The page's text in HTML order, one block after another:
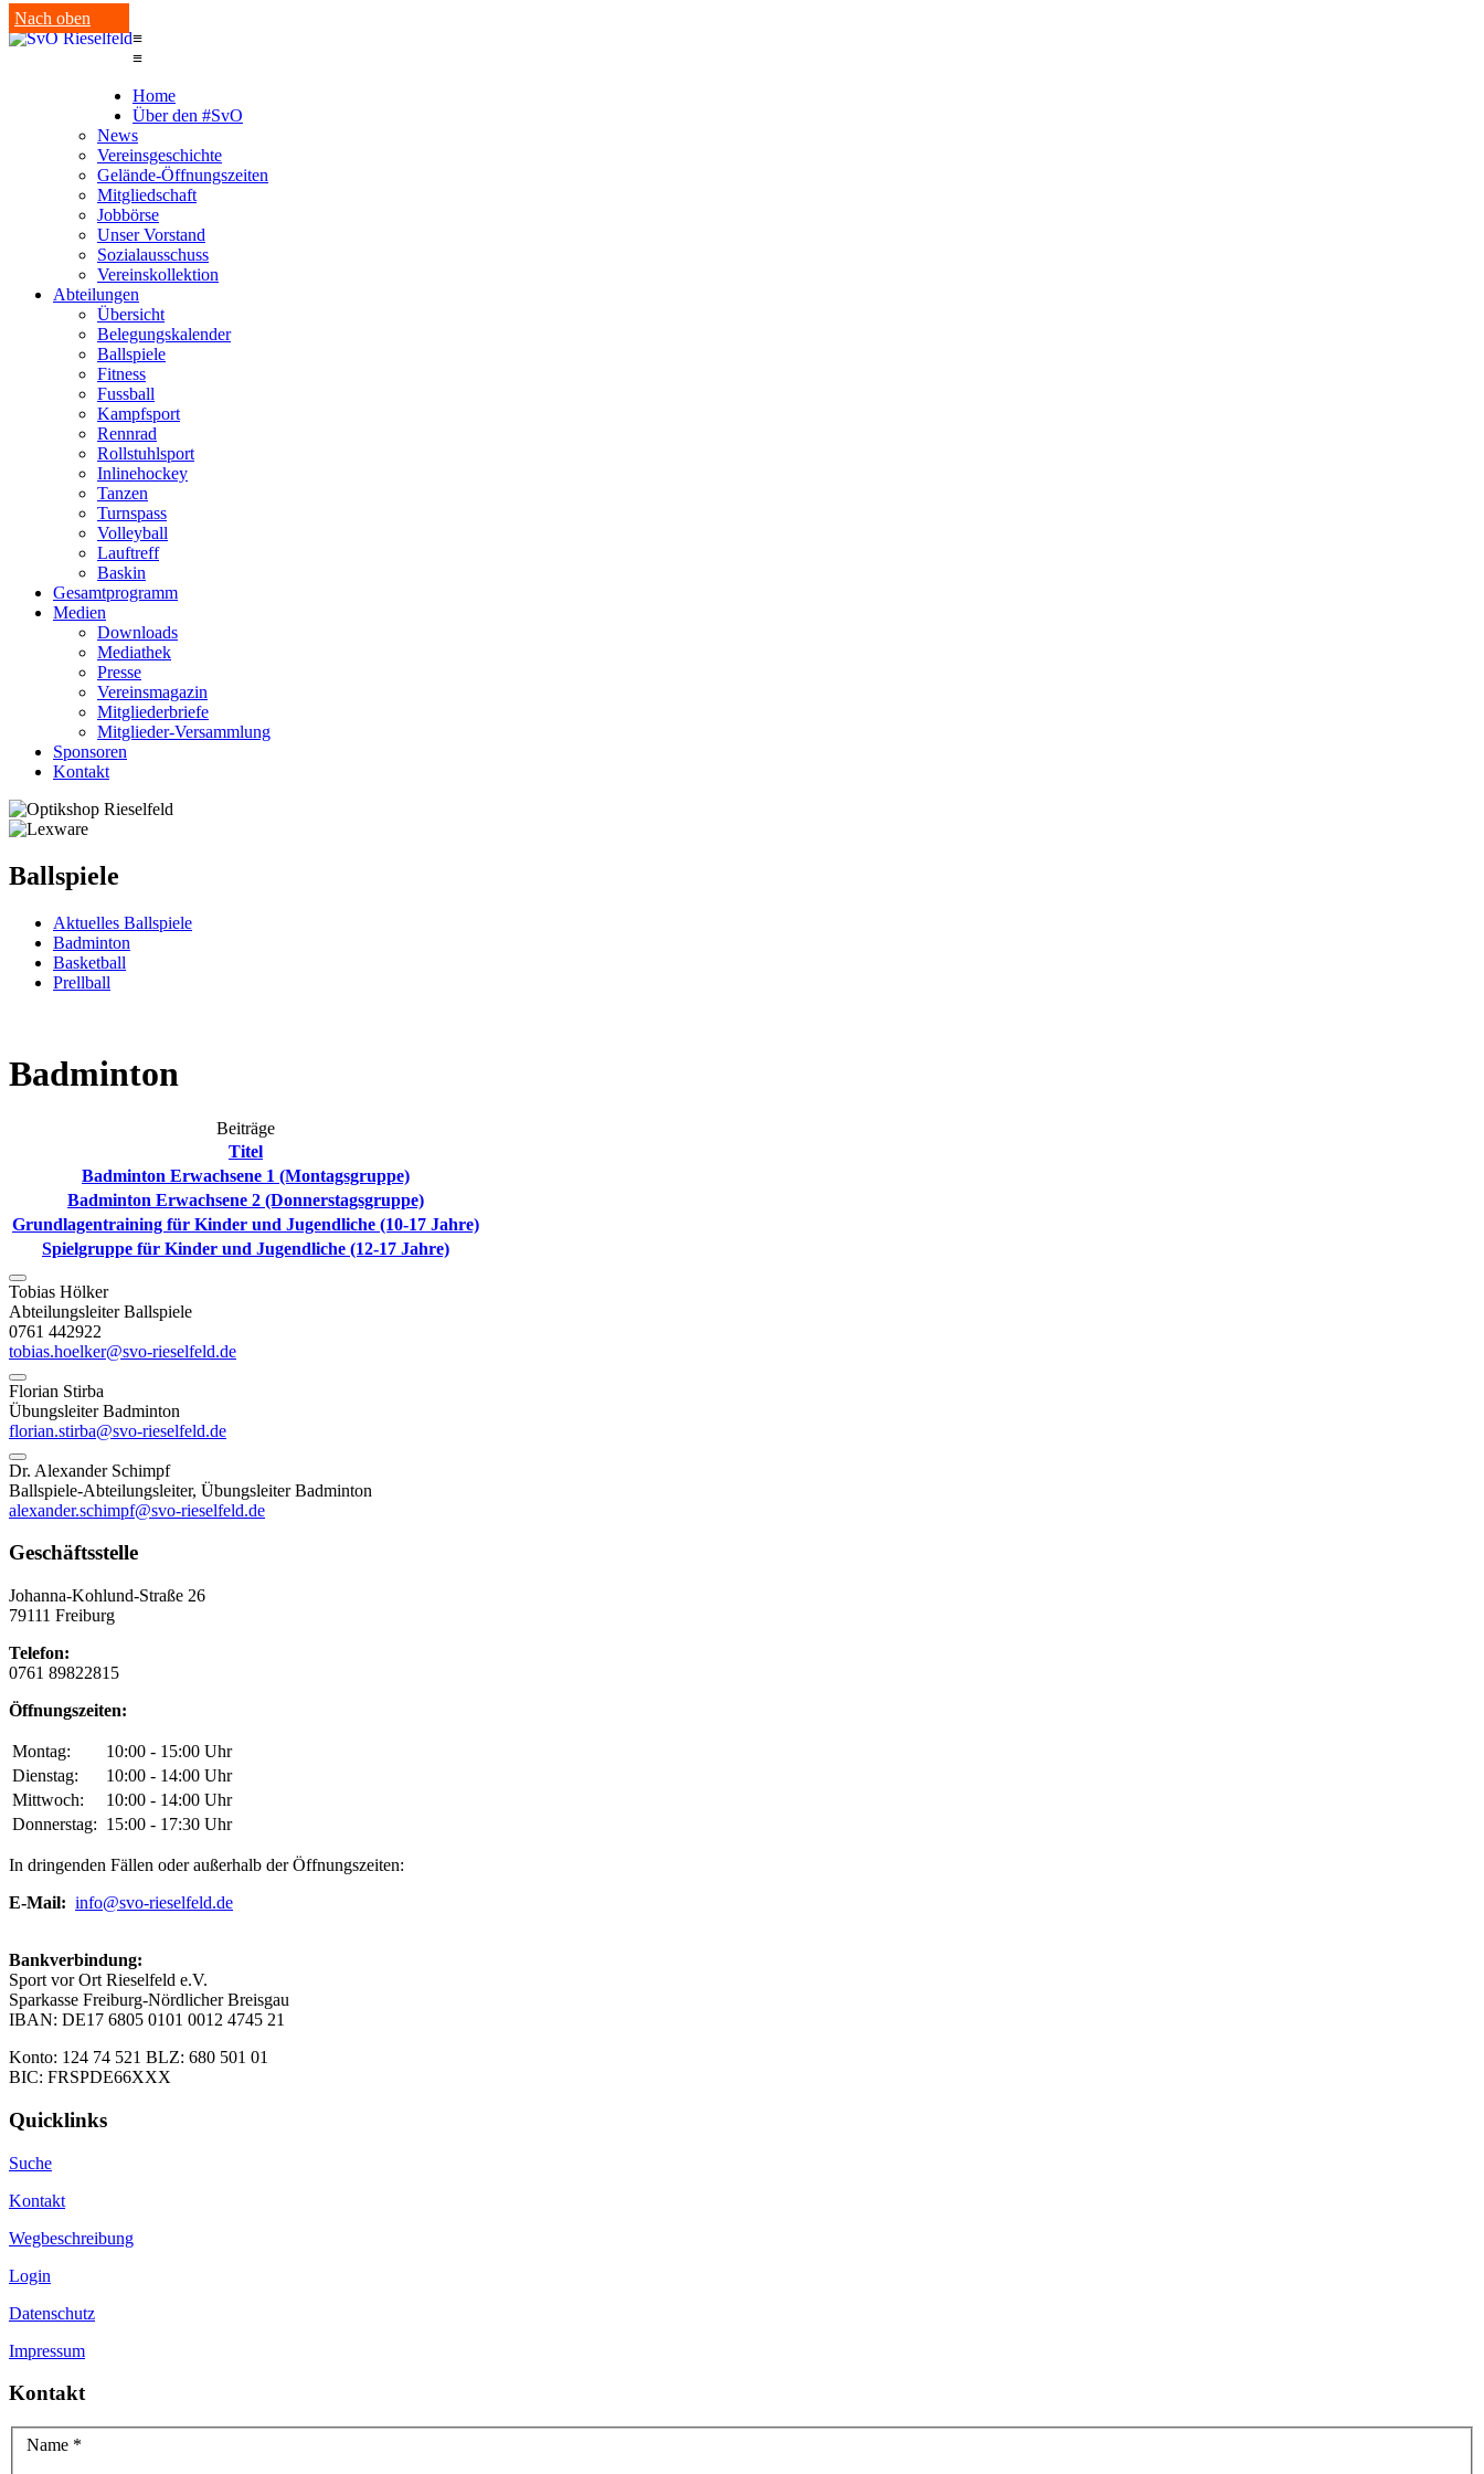
Nach oben
≡
≡
Home
Über den #SvO
News
Vereinsgeschichte
Gelände-Öffnungszeiten
Mitgliedschaft
Jobbörse
Unser Vorstand
Sozialausschuss
Vereinskollektion
Abteilungen
Übersicht
Belegungskalender
Ballspiele
Fitness
Fussball
Kampfsport
Rennrad
Rollstuhlsport
Inlinehockey
Tanzen
Turnspass
Volleyball
Lauftreff
Baskin
Gesamtprogramm
Medien
Downloads
Mediathek
Presse
Vereinsmagazin
Mitgliederbriefe
Mitglieder-Versammlung
Sponsoren
Kontakt
Ballspiele
Aktuelles Ballspiele
Badminton
Basketball
Prellball
Badminton
Beiträge
Titel
Badminton Erwachsene 1 (Montagsgruppe)
Badminton Erwachsene 2 (Donnerstagsgruppe)
Grundlagentraining für Kinder und Jugendliche (10-17 Jahre)
Spielgruppe für Kinder und Jugendliche (12-17 Jahre)
Tobias Hölker
Abteilungsleiter Ballspiele
0761 442922
tobias.hoelker@svo-rieselfeld.de
Florian Stirba
Übungsleiter Badminton
florian.stirba@svo-rieselfeld.de
Dr. Alexander Schimpf
Ballspiele-Abteilungsleiter, Übungsleiter Badminton
alexander.schimpf@svo-rieselfeld.de
Geschäftsstelle
Johanna-Kohlund-Straße 26
79111 Freiburg
Telefon:
0761 89822815
Öffnungszeiten:
Montag:
10:00 - 15:00 Uhr
Dienstag:
10:00 - 14:00 Uhr
Mittwoch:
10:00 - 14:00 Uhr
Donnerstag: 15:00 - 17:30 Uhr
In dringenden Fällen oder außerhalb der Öffnungszeiten:
E-Mail: info@svo-rieselfeld.de
Bankverbindung:
Sport vor Ort Rieselfeld e.V.
Sparkasse Freiburg-Nördlicher Breisgau
IBAN: DE17 6805 0101 0012 4745 21
Konto: 124 74 521 BLZ: 680 501 01
BIC: FRSPDE66XXX
Quicklinks
Suche
Kontakt
Wegbeschreibung
Login
Datenschutz
Impressum
Kontakt
Name *